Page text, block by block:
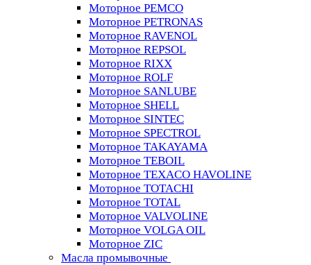
Моторное PEMCO
Моторное PETRONAS
Моторное RAVENOL
Моторное REPSOL
Моторное RIXX
Моторное ROLF
Моторное SANLUBE
Моторное SHELL
Моторное SINTEC
Моторное SPECTROL
Моторное TAKAYAMA
Моторное TEBOIL
Моторное TEXACO HAVOLINE
Моторное TOTACHI
Моторное TOTAL
Моторное VALVOLINE
Моторное VOLGA OIL
Моторное ZIC
Масла промывочные